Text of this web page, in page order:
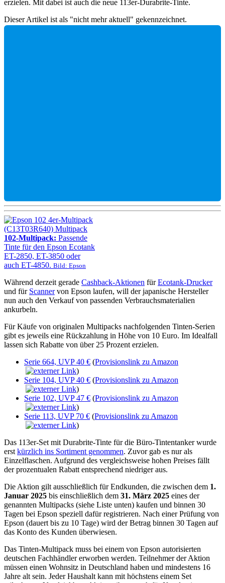
erzielen. Mit dabei ist auch die neue 113er-Durabrite-Tinte.
Dieser Artikel ist als "nicht mehr aktuell" gekennzeichnet.
102-Multipack: Passende
Tinte für den Epson Ecotank
ET-2850, ET-3850 oder
auch ET-4850. Bild: Epson
Während derzeit gerade Cashback-Aktionen fürEcotank-Drucker
und für Scannervon Epson laufen, will der japanische Hersteller
nun auch den Verkauf von passenden Verbrauchsmaterialien
ankurbeln.
Für Käufe von originalen Multipacks nachfolgenden Tinten-Serien
gibt es jeweils eine Rückzahlung in Höhe von 10 Euro. Im Idealfall
lassen sich Rabatte von über 25 Prozent erzielen.
Serie 664, UVP 40 € (Provisionslink zu Amazon
)
Serie 104, UVP 40 € (Provisionslink zu Amazon
)
Serie 102, UVP 47 € (Provisionslink zu Amazon
)
Serie 113, UVP 70 € (Provisionslink zu Amazon
)
Das 113er-Set mit Durabrite-Tinte für die Büro-Tintentanker wurde
erst kürzlich ins Sortiment genommen. Zuvor gab es nur als
Einzelflaschen. Aufgrund des vergleichsweise hohen Preises fällt
der prozentualen Rabatt entsprechend niedriger aus.
Die Aktion gilt ausschließlich für Endkunden, die zwischen dem 1.
Januar 2025 bis einschließlich dem 31. März 2025 eines der
genannten Multipacks (siehe Liste unten) kaufen und binnen 30
Tagen bei Epson speziell dafür registrieren. Nach einer Prüfung von
Epson (dauert bis zu 10 Tage) wird der Betrag binnen 30 Tagen auf
das Konto des Kunden überwiesen.
Das Tinten-Multipack muss bei einem von Epson autorisierten
deutschen Fachhändler erworben werden. Teilnehmer der Aktion
müssen einen Wohnsitz in Deutschland haben und mindestens 16
Jahre alt sein. Jeder Haushalt kann mit höchstens einem Set